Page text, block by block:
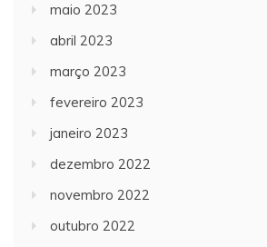
maio 2023
abril 2023
março 2023
fevereiro 2023
janeiro 2023
dezembro 2022
novembro 2022
outubro 2022